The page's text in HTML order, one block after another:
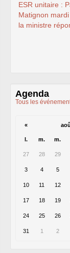
ESR unitaire :
Matignon
la ministre
Agenda
Tous les
«
l. m. m.
27 28 29
3 4 5
10 11 12
17 18 19
24 25 26
31 1 2